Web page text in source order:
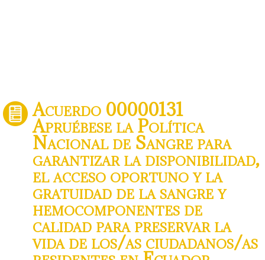
Acuerdo 00000131
Apruébese la Política
Nacional de Sangre para
garantizar la disponibilidad,
el acceso oportuno y la
gratuidad de la sangre y
hemocomponentes de
calidad para preservar la
vida de los/as ciudadanos/as